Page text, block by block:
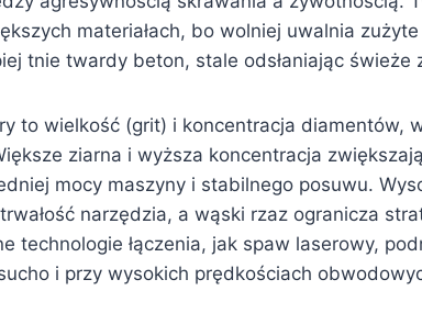
materiałach, bo wolniej uwalnia
tnie twardy beton, stale odsłaniając świeże
to wielkość (grit) i koncentracja diamentów,
ziarna i wyższa koncentracja
mocy maszyny i stabilnego posuwu.
narzędzia, a wąski rzaz ogranicza
technologie łączenia, jak spaw laserowy,
i przy wysokich prędkościach